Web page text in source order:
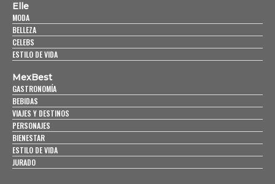
Elle
MODA
BELLEZA
CELEBS
ESTILO DE VIDA
MexBest
GASTRONOMÍA
BEBIDAS
VIAJES Y DESTINOS
PERSONAJES
BIENESTAR
ESTILO DE VIDA
JURADO